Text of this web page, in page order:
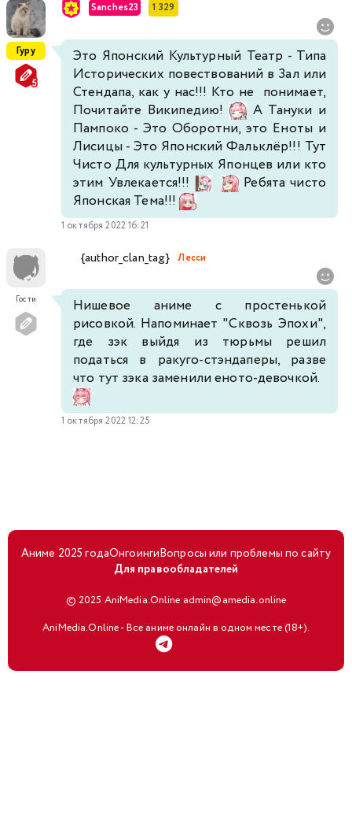
Гуру
Sanches23 1 329
Это Японский Культурный Театр - Типа
Исторических повествований в Зал или
Стендапа, как у нас!!! Кто не понимает,
Почитайте Википедию!
А Тануки и
Пампоко - Это Оборотни, это Еноты и
Лисицы - Это Японский Фальклёр!!! Тут
Чисто Для культурных Японцев или кто
этим Увлекается!!!
Ребята чисто
Японская Тема!!!
1 октября 2022 16:21
Гости
{author_clan_tag} Лесси
Нишевое аниме с простенькой
рисовкой. Напоминает "Сквозь Эпохи",
где зэк выйдя из тюрьмы решил
податься в ракуго-стэндаперы, разве
что тут зэка заменили еното-девочкой.
1 октября 2022 12:25
Аниме 2025 годаОнгоингиВопросы или проблемы по сайту
Для правообладателей
© 2025 AniMedia.Online admin@amedia.online
AniMedia.Online - Все аниме онлайн в одном месте (18+).